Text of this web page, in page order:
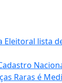
Eleitoral lista
Raras é